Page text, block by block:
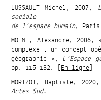
LUSSAULT Michel, 2007,
sociale
de l’espace humain,
MOINE, Alexandre,
complexe : un concept
géographie », L’Espace
pp. 115-132. [En ligne]
MORIZOT, Baptiste, 2020,
Actes Sud.